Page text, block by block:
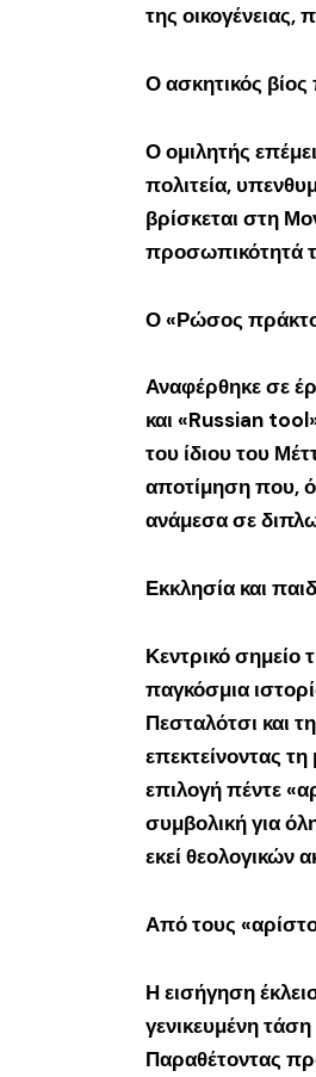
της
Ο ασκητικός
Ο ομιλητής
πολιτεία,
βρίσκεται στη
προσωπικότητά
Ο «Ρώσος
Αναφέρθηκε σε
και «Russian
του ίδιου του
αποτίμηση που,
ανάμεσα σε
Εκκλησία και
Κεντρικό σημείο
παγκόσμια
Πεσταλότσι και
επεκτείνοντας
επιλογή πέντε
συμβολική για
εκεί θεολογικών
Από τους
Η εισήγηση
γενικευμένη
Παραθέτοντας